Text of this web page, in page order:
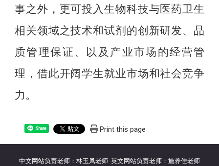
事之外，更可投入生物科技与医药卫生
相关领域之技术和试剂的创新研发、品
质管理保证、以及产业市场的经营管
理，借此开阔学生就业市场和社会竞争
力。
Share Print this page
中文网站负责老师：林玉凤老师 英文网站负责老师：施养佳老师